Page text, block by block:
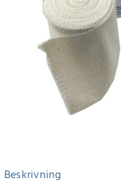
Beskrivning